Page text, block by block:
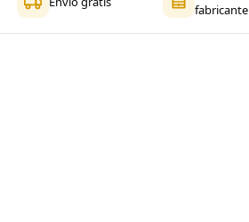
fabricante